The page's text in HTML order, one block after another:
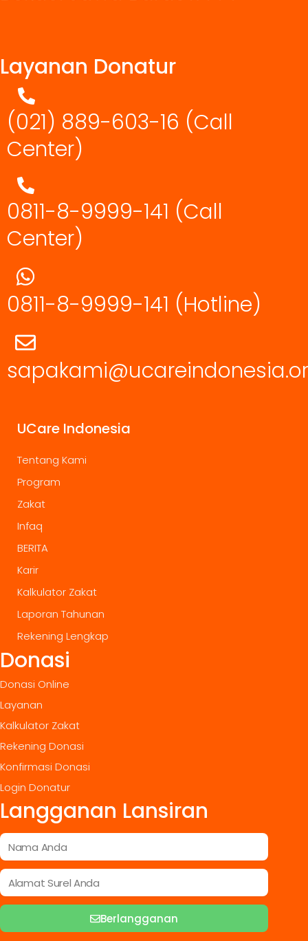
Layanan Donatur
(021) 889-603-16 (Call
Center)
0811-8-9999-141 (Call
Center)
0811-8-9999-141 (Hotline)
UCare Indonesia
Tentang Kami
Program
Zakat
Infaq
BERITA
Karir
Kalkulator Zakat
Laporan Tahunan
Rekening Lengkap
Donasi
Donasi Online
Layanan
Kalkulator Zakat
Rekening Donasi
Konfirmasi Donasi
Login Donatur
Langganan Lansiran
Berlangganan